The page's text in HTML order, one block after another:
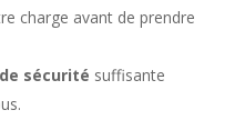
charge avant de prendre
sécurité suffisante